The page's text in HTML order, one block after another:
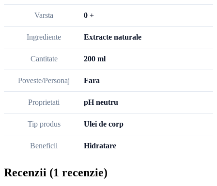
Varsta 0 +
Ingrediente Extracte naturale
Cantitate 200 ml
Poveste/Personaj Fara
Proprietati pH neutru
Tip produs Ulei de corp
Beneficii Hidratare
Recenzii (1 recenzie)